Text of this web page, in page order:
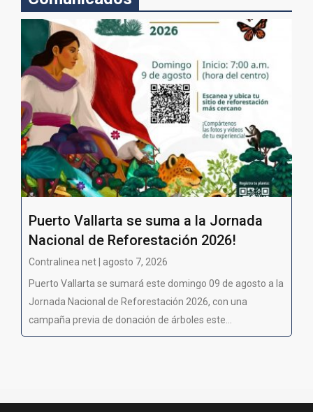
Puerto Vallarta se suma a la Jornada
Nacional de Reforestación 2026!
Contralinea net | agosto 7, 2026
Puerto Vallarta se sumará este domingo 09 de agosto a la
Jornada Nacional de Reforestación 2026, con una
campaña previa de donación de árboles este...